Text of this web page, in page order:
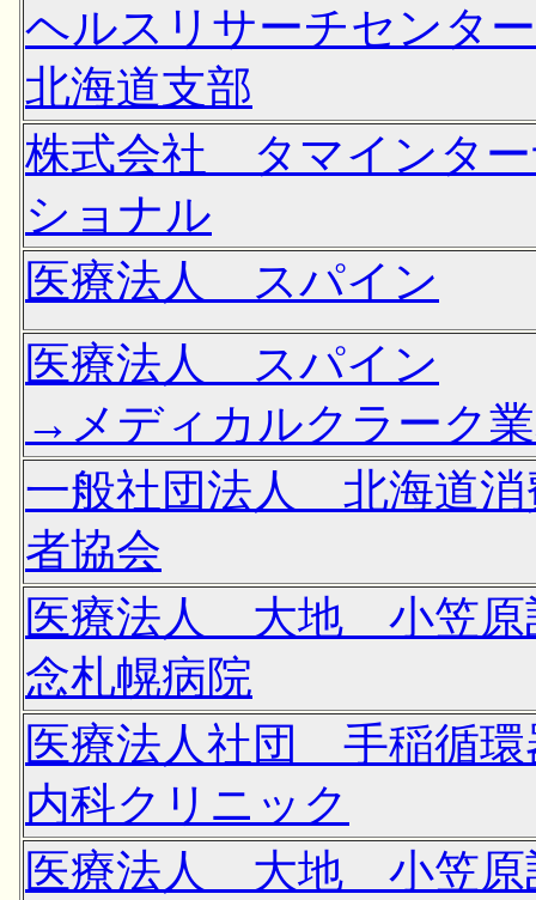
ヘルスリサーチセン
北海道支部
株式会社 タマインタ
ショナル
医療法人 スパイン
医療法人 スパイン
→メディカルクラーク
一般社団法人 北海道消
者協会
医療法人 大地 小笠原
念札幌病院
医療法人社団 手稲循環
内科クリニック
医療法人 大地 小笠原